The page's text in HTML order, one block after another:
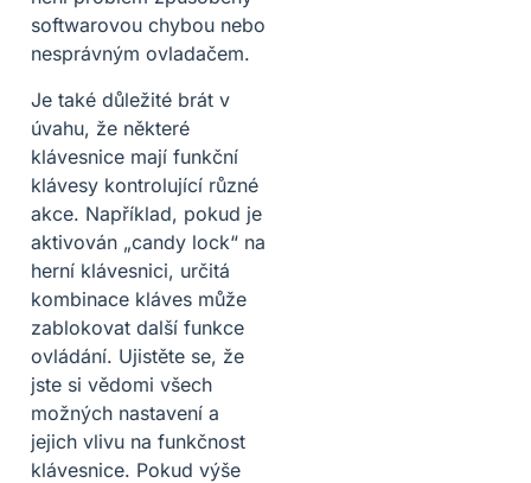
softwarovou chybou nebo
nesprávným ovladačem.
Je také důležité brát v
úvahu, že některé
klávesnice mají funkční
klávesy kontrolující různé
akce. Například, pokud je
aktivován „candy lock“ na
herní klávesnici, určitá
kombinace kláves může
zablokovat další funkce
ovládání. Ujistěte se, že
jste si vědomi všech
možných nastavení a
jejich vlivu na funkčnost
klávesnice. Pokud výše